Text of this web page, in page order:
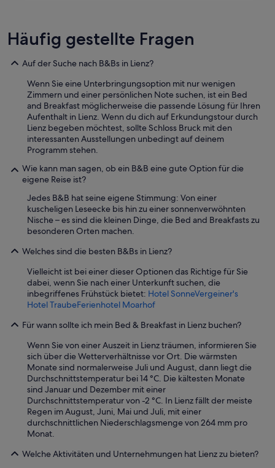
Häufig gestellte Fragen
Auf der Suche nach B&Bs in Lienz?
Wenn Sie eine Unterbringungsoption mit nur wenigen
Zimmern und einer persönlichen Note suchen, ist ein Bed
and Breakfast möglicherweise die passende Lösung für Ihren
Aufenthalt in Lienz. Wenn du dich auf Erkundungstour durch
Lienz begeben möchtest, sollte Schloss Bruck mit den
interessanten Ausstellungen unbedingt auf deinem
Programm stehen.
Wie kann man sagen, ob ein B&B eine gute Option für die
eigene Reise ist?
Jedes B&B hat seine eigene Stimmung: Von einer
kuscheligen Leseecke bis hin zu einer sonnenverwöhnten
Nische – es sind die kleinen Dinge, die Bed and Breakfasts zu
besonderen Orten machen.
Welches sind die besten B&Bs in Lienz?
Vielleicht ist bei einer dieser Optionen das Richtige für Sie
dabei, wenn Sie nach einer Unterkunft suchen, die
inbegriffenes Frühstück bietet: Hotel SonneVergeiner's
Hotel TraubeFerienhotel Moarhof
Für wann sollte ich mein Bed & Breakfast in Lienz buchen?
Wenn Sie von einer Auszeit in Lienz träumen, informieren Sie
sich über die Wetterverhältnisse vor Ort. Die wärmsten
Monate sind normalerweise Juli und August, dann liegt die
Durchschnittstemperatur bei 14 °C. Die kältesten Monate
sind Januar und Dezember mit einer
Durchschnittstemperatur von -2 °C. In Lienz fällt der meiste
Regen im August, Juni, Mai und Juli, mit einer
durchschnittlichen Niederschlagsmenge von 264 mm pro
Monat.
Welche Aktivitäten und Unternehmungen hat Lienz zu bieten?